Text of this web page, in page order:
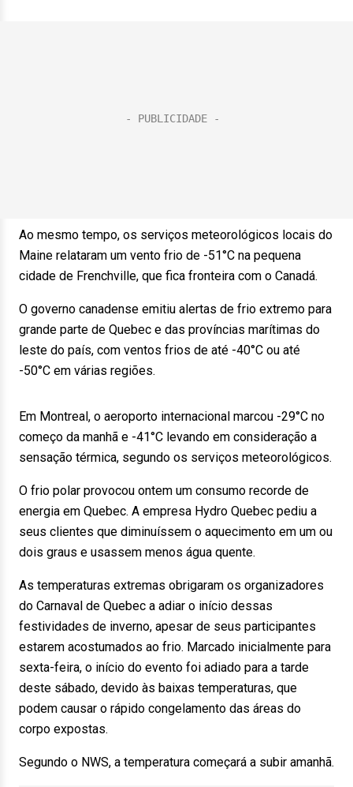
Ao mesmo tempo, os serviços meteorológicos locais do
Maine relataram um vento frio de -51°C na pequena
cidade de Frenchville, que fica fronteira com o Canadá.
O governo canadense emitiu alertas de frio extremo para
grande parte de Quebec e das províncias marítimas do
leste do país, com ventos frios de até -40°C ou até
-50°C em várias regiões.
Em Montreal, o aeroporto internacional marcou -29°C no
começo da manhã e -41°C levando em consideração a
sensação térmica, segundo os serviços meteorológicos.
O frio polar provocou ontem um consumo recorde de
energia em Quebec. A empresa Hydro Quebec pediu a
seus clientes que diminuíssem o aquecimento em um ou
dois graus e usassem menos água quente.
As temperaturas extremas obrigaram os organizadores
do Carnaval de Quebec a adiar o início dessas
festividades de inverno, apesar de seus participantes
estarem acostumados ao frio. Marcado inicialmente para
sexta-feira, o início do evento foi adiado para a tarde
deste sábado, devido às baixas temperaturas, que
podem causar o rápido congelamento das áreas do
corpo expostas.
Segundo o NWS, a temperatura começará a subir amanhã.